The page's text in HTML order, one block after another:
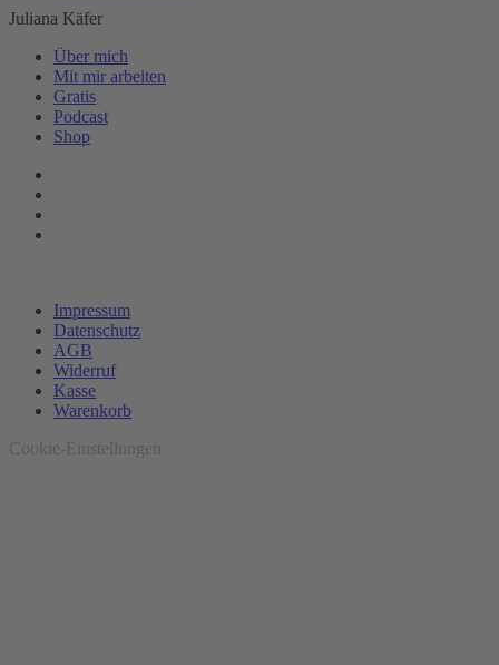
Juliana Käfer
Über mich
Mit mir arbeiten
Gratis
Podcast
Shop
Impressum
Datenschutz
AGB
Widerruf
Kasse
Warenkorb
Cookie-Einstellungen